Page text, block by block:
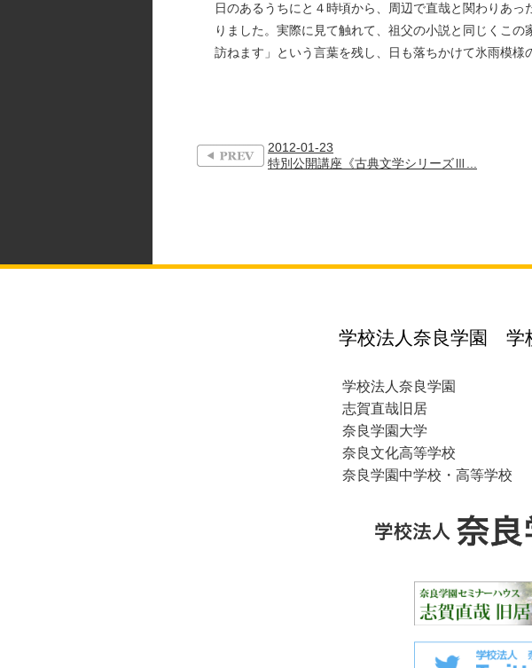
日のあるうちにと４時頃から、周辺で直哉と関わりあ
りました。実際に見て触れて、祖父の小説と同じくこ
訪ねます」という言葉を残し、日も落ちかけて氷雨模様
2012-01-23
特別公開講座《古典文学シリーズⅢ...
学校法人奈良学園 学
学校法人奈良学園
志賀直哉旧居
奈良学園大学
奈良文化高等学校
奈良学園中学校・高等学校